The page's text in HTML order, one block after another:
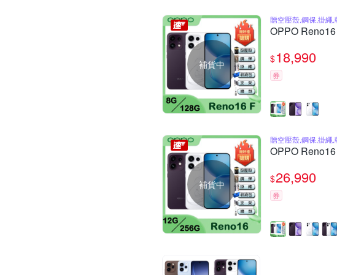
補貨中
贈空壓殼,鋼保,掛繩
OPPO
$18,990
券
補貨中
贈空壓殼,鋼保,掛繩
OPPO
$26,990
券